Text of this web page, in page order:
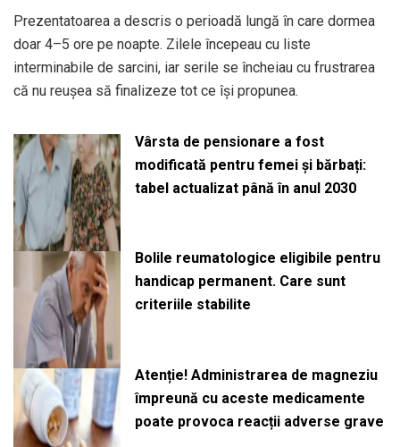
Prezentatoarea a descris o perioadă lungă în care dormea
doar 4–5 ore pe noapte. Zilele începeau cu liste
interminabile de sarcini, iar serile se încheiau cu frustrarea
că nu reușea să finalizeze tot ce își propunea.
Vârsta de pensionare a fost
modificată pentru femei și bărbați:
tabel actualizat până în anul 2030
Bolile reumatologice eligibile pentru
handicap permanent. Care sunt
criteriile stabilite
Atenție! Administrarea de magneziu
împreună cu aceste medicamente
poate provoca reacții adverse grave